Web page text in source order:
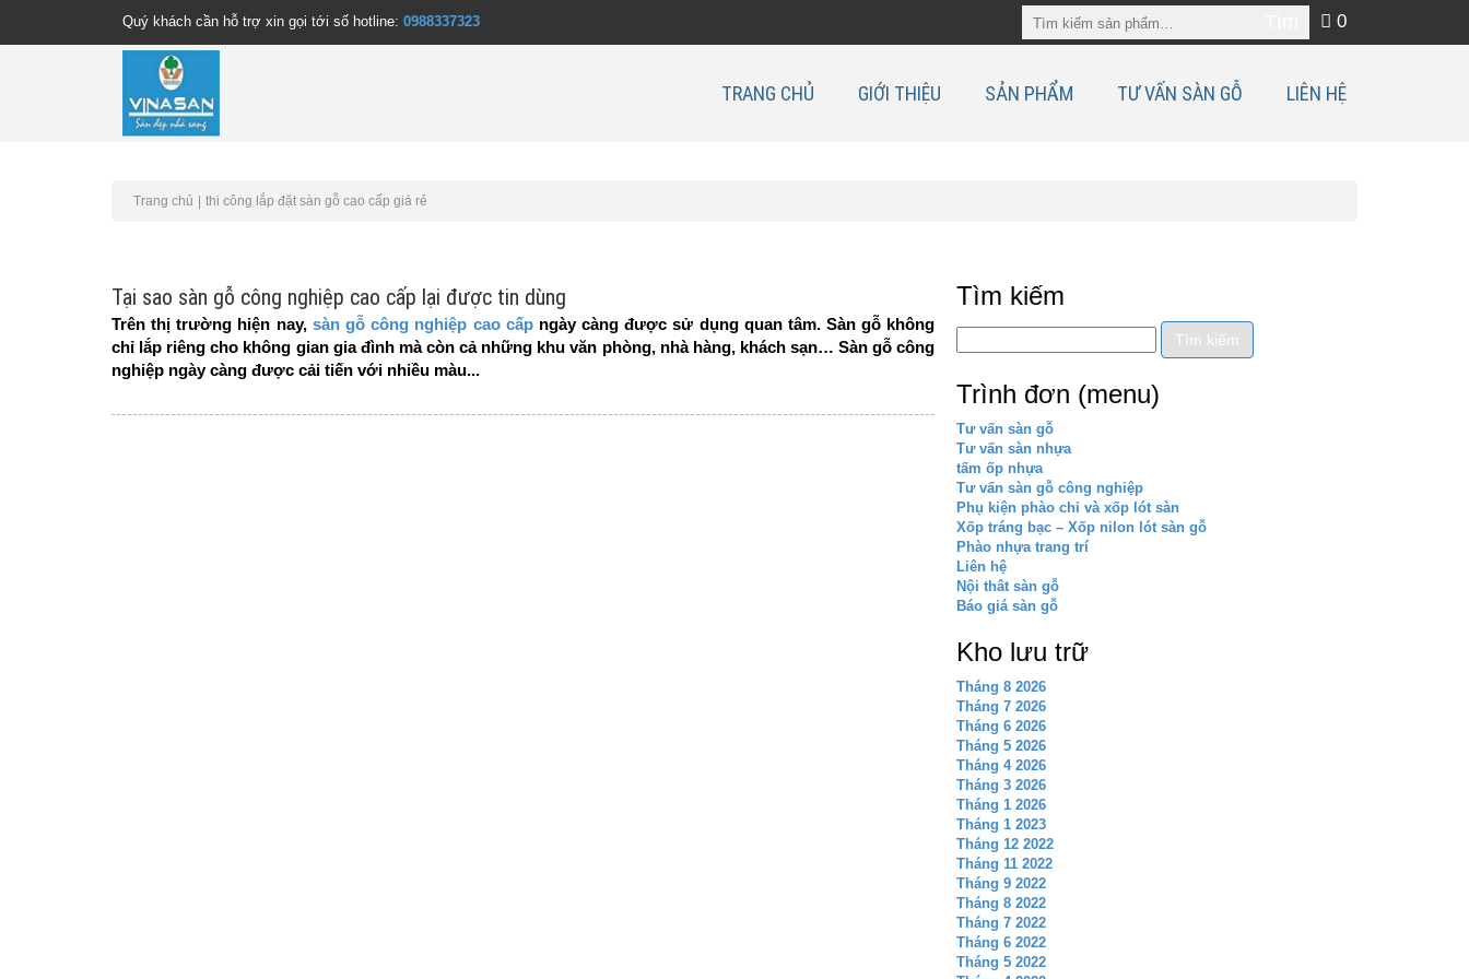
Quý khách cần hỗ trợ xin gọi tới số hotline: 0988337323 0
TRANG CHỦ GIỚI THIỆU SẢN PHẨM TƯ VẤN SÀN GỖ LIÊN HỆ
Trang chủ thi công lắp đặt sàn gỗ cao cấp giá rẻ
Tại sao sàn gỗ công nghiệp cao cấp lại được tin dùng
Trên thị trường hiện nay, sàn gỗ công nghiệp cao cấpngày càng được sử dụng quan tâm. Sàn gỗ không
chỉ lắp riêng cho không gian gia đình mà còn cả những khu văn phòng, nhà hàng, khách sạn… Sàn gỗ công
nghiệp ngày càng được cải tiến với nhiều màu...
Tìm kiếm
Trình đơn (menu)
Tư vấn sàn gỗ
Tư vấn sàn nhựa
tấm ốp nhựa
Tư vấn sàn gỗ công nghiệp
Phụ kiện phào chỉ và xốp lót sàn
Xốp tráng bạc – Xốp nilon lót sàn gỗ
Phào nhựa trang trí
Liên hệ
Nội thât sàn gỗ
Báo giá sàn gỗ
Kho lưu trữ
Tháng 8 2026
Tháng 7 2026
Tháng 6 2026
Tháng 5 2026
Tháng 4 2026
Tháng 3 2026
Tháng 1 2026
Tháng 1 2023
Tháng 12 2022
Tháng 11 2022
Tháng 9 2022
Tháng 8 2022
Tháng 7 2022
Tháng 6 2022
Tháng 5 2022